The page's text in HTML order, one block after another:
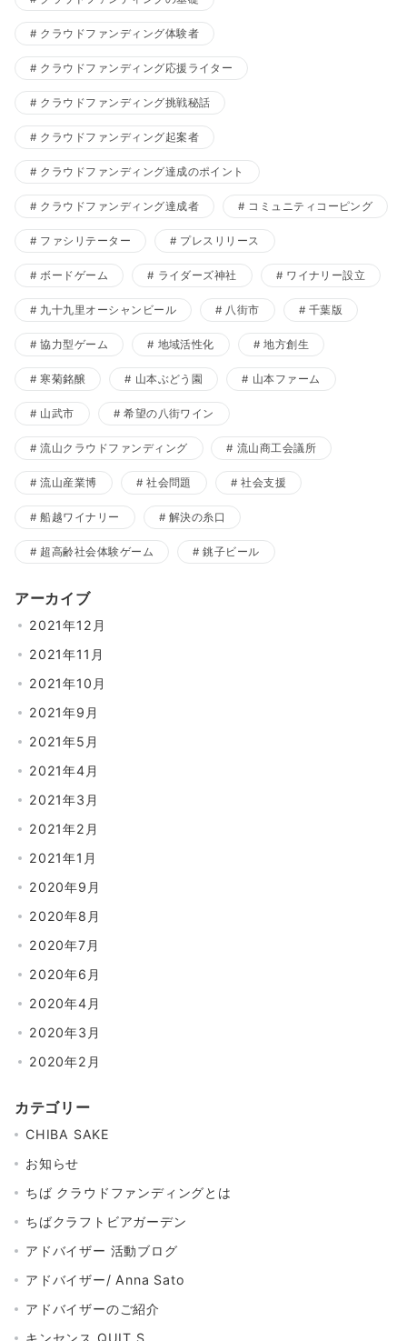
クラウドファンディング体験者
クラウドファンディング応援ライター
クラウドファンディング挑戦秘話
クラウドファンディング起案者
クラウドファンディング達成のポイント
クラウドファンディング達成者 コミュニティコーピング
ファシリテーター プレスリリース
ボードゲーム ライダーズ神社 ワイナリー設立
九十九里オーシャンビール 八街市 千葉版
協力型ゲーム 地域活性化 地方創生
寒菊銘醸 山本ぶどう園 山本ファーム
山武市 希望の八街ワイン
流山クラウドファンディング 流山商工会議所
流山産業博 社会問題 社会支援
船越ワイナリー 解決の糸口
超高齢社会体験ゲーム 銚子ビール
アーカイブ
2021年12月
2021年11月
2021年10月
2021年9月
2021年5月
2021年4月
2021年3月
2021年2月
2021年1月
2020年9月
2020年8月
2020年7月
2020年6月
2020年4月
2020年3月
2020年2月
カテゴリー
CHIBA SAKE
お知らせ
ちば クラウドファンディングとは
ちばクラフトビアガーデン
アドバイザー 活動ブログ
アドバイザー/ Anna Sato
アドバイザーのご紹介
キンセンス QUIT.S